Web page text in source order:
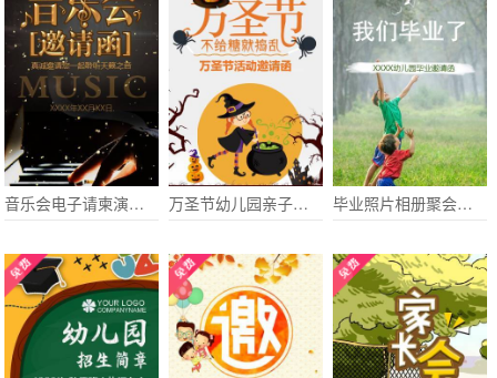
音乐会电子请柬演唱会演出电子请柬乐团演出歌友会 万圣节幼儿园亲子活动化妆舞会晚会邀请函 毕业照片相册聚会邀请函幼儿园小学毕业典礼邀请函